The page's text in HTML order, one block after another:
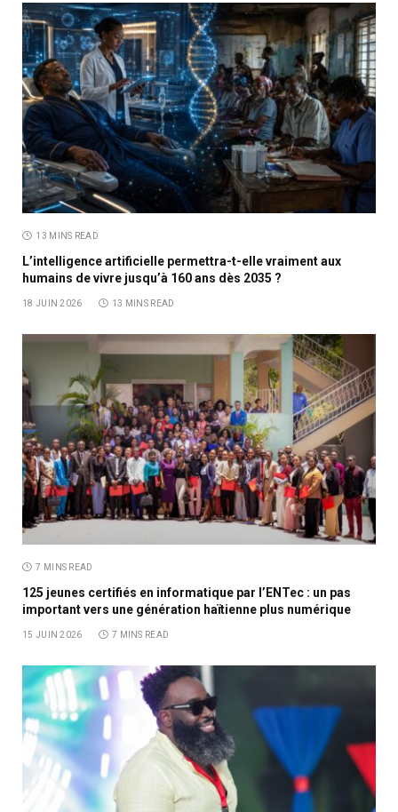
13 MINS READ
L’intelligence artificielle permettra-t-elle vraiment aux
humains de vivre jusqu’à 160 ans dès 2035 ?
18 JUIN 2026 13 MINS READ
7 MINS READ
125 jeunes certifiés en informatique par l’ENTec : un pas
important vers une génération haïtienne plus numérique
15 JUIN 2026 7 MINS READ